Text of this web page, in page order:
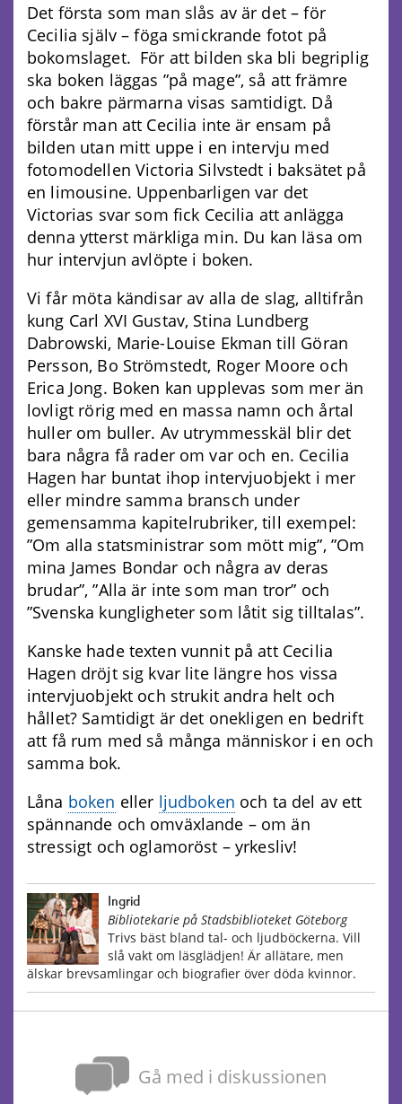
Det första som man slås av är det – för
Cecilia själv – föga smickrande fotot på
bokomslaget. För att bilden ska bli begriplig
ska boken läggas ”på mage”, så att främre
och bakre pärmarna visas samtidigt. Då
förstår man att Cecilia inte är ensam på
bilden utan mitt uppe i en intervju med
fotomodellen Victoria Silvstedt i baksätet på
en limousine. Uppenbarligen var det
Victorias svar som fick Cecilia att anlägga
denna ytterst märkliga min. Du kan läsa om
hur intervjun avlöpte i boken.
Vi får möta kändisar av alla de slag, alltifrån
kung Carl XVI Gustav, Stina Lundberg
Dabrowski, Marie-Louise Ekman till Göran
Persson, Bo Strömstedt, Roger Moore och
Erica Jong. Boken kan upplevas som mer än
lovligt rörig med en massa namn och årtal
huller om buller. Av utrymmesskäl blir det
bara några få rader om var och en. Cecilia
Hagen har buntat ihop intervjuobjekt i mer
eller mindre samma bransch under
gemensamma kapitelrubriker, till exempel:
”Om alla statsministrar som mött mig”, ”Om
mina James Bondar och några av deras
brudar”, ”Alla är inte som man tror” och
”Svenska kungligheter som låtit sig tilltalas”.
Kanske hade texten vunnit på att Cecilia
Hagen dröjt sig kvar lite längre hos vissa
intervjuobjekt och strukit andra helt och
hållet? Samtidigt är det onekligen en bedrift
att få rum med så många människor i en och
samma bok.
Låna boken eller ljudboken och ta del av ett
spännande och omväxlande – om än
stressigt och oglamoröst – yrkesliv!
Ingrid
Bibliotekarie på Stadsbiblioteket Göteborg
Trivs bäst bland tal- och ljudböckerna. Vill
slå vakt om läsglädjen! Är allätare, men
älskar brevsamlingar och biografier över döda kvinnor.
Gå med i diskussionen